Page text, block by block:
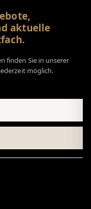
aktuelle
finden Sie in unserer
möglich.